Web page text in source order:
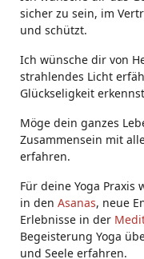
sicher zu sein, im
und schützt.
Ich wünsche dir von
strahlendes Licht
Glückseligkeit
Möge dein ganzes
Zusammensein mit
erfahren.
Für deine Yoga
in den Asanas, neue
Erlebnisse in der
Begeisterung Yoga
und Seele erfahren.